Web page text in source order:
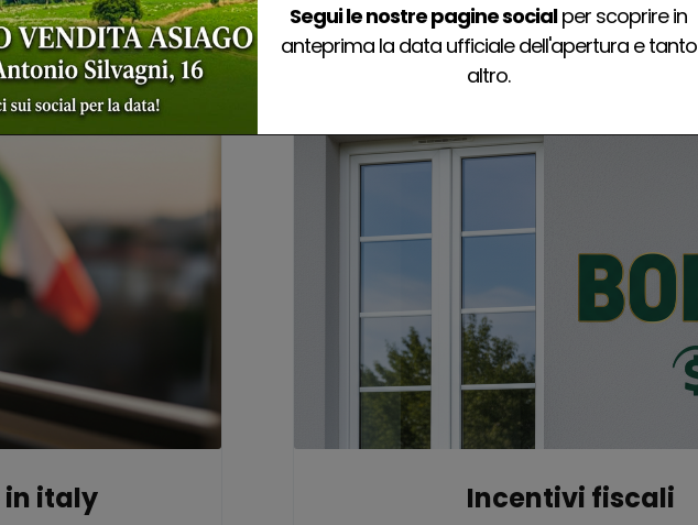
italy Incentivi fiscali
Segui le nostre pagine socialper scoprire in
anteprima la data ufficiale dell'apertura e tanto
altro.